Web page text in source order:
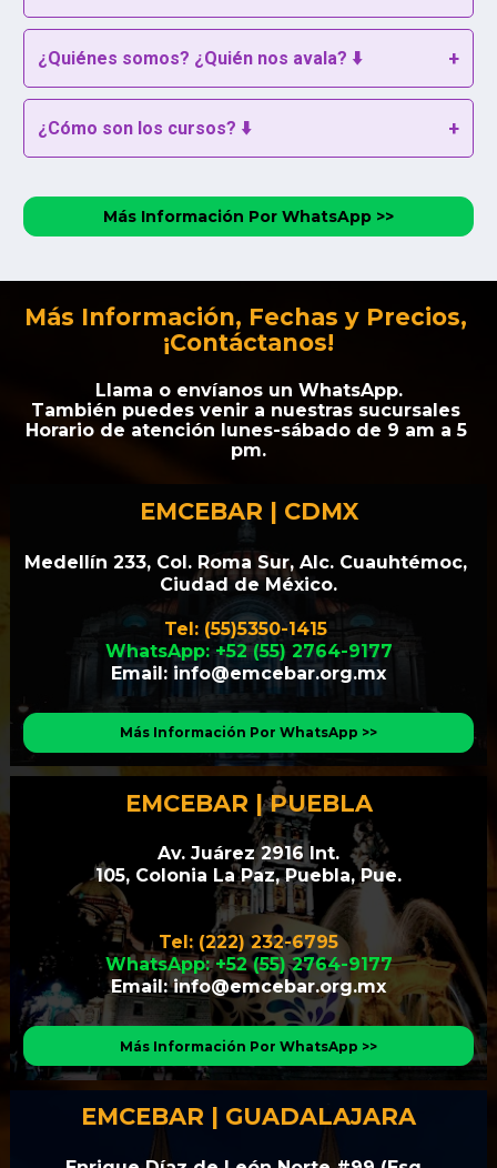
¿Quiénes somos? ¿Quién nos avala? ⬇️
¿Cómo son los cursos? ⬇️
Más Información Por WhatsApp >>
Más Información, Fechas y Precios,
¡Contáctanos!
Llama o envíanos un WhatsApp.
También puedes venir a nuestras sucursales
Horario de atención lunes-sábado de 9 am a 5
pm.
EMCEBAR | CDMX
Medellín 233, Col. Roma Sur, Alc. Cuauhtémoc,
Ciudad de México.
Tel: (55)5350-1415
WhatsApp: +52 (55) 2764-9177
Email: info@emcebar.org.mx
Más Información Por WhatsApp >>
EMCEBAR | PUEBLA
Av. Juárez 2916 Int.
105, Colonia La Paz, Puebla, Pue.
Tel: (222) 232-6795
WhatsApp: +52 (55) 2764-9177
Email: info@emcebar.org.mx
Más Información Por WhatsApp >>
EMCEBAR | GUADALAJARA